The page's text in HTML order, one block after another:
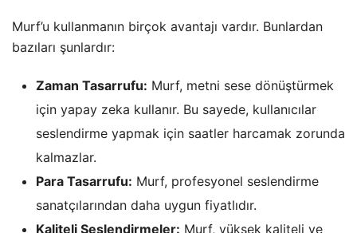
Murf’u kullanmanın birçok avantajı vardır. Bunlardan
bazıları şunlardır:
Zaman Tasarrufu: Murf, metni sese dönüştürmek
için yapay zeka kullanır. Bu sayede, kullanıcılar
seslendirme yapmak için saatler harcamak zorunda
kalmazlar.
Para Tasarrufu: Murf, profesyonel seslendirme
sanatçılarından daha uygun fiyatlıdır.
Kaliteli Seslendirmeler: Murf, yüksek kaliteli ve